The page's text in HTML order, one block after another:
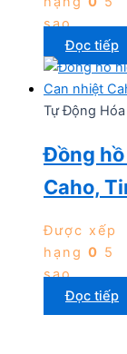
sao
Đọc tiếp
Tự Động Hóa
Đồng
Caho,
Được xếp
hạng 0 5
sao
Đọc tiếp